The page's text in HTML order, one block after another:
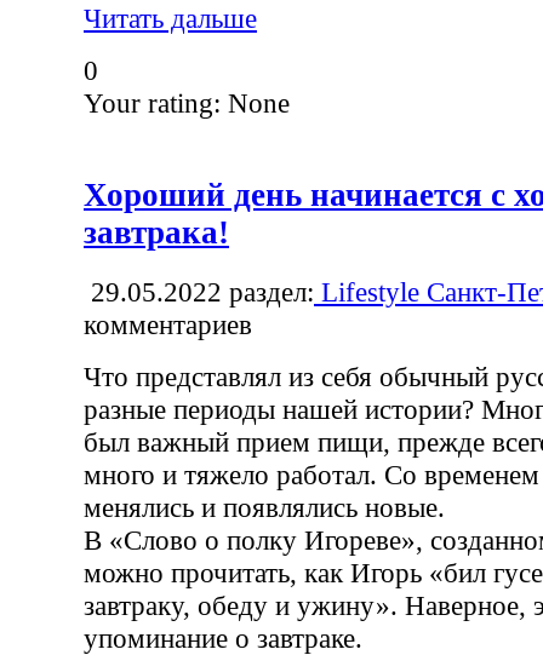
Читать дальше
0
Your rating: None
Хороший день начинается с
завтрака!
29.05.2022 раздел: Lifestyle Санкт-
комментариев
Что представлял из себя обычный
разные периоды нашей истории?
был важный прием пищи, прежде
много и тяжело работал. Со
менялись и появлялись новые.
В «Слово о полку Игореве»,
можно прочитать, как Игорь «бил
завтраку, обеду и ужину». Наверное,
упоминание о завтраке.